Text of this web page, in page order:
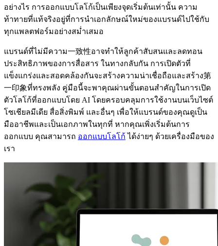
อย่างไร การออกแบบโลโก้เป็นเพียงจุดเริ่มต้นเท่านั้น ความ
ท้าทายที่แท้จริงอยู่ที่การนำเอกลักษณ์ใหม่ของแบรนด์ไปใช้กับ
ทุกแพลตฟอร์มอย่างสม่ำเสมอ
แบรนด์ที่ไม่มีความ一致性อาจทำให้ลูกค้าสับสนและลดทอน
ประสิทธิภาพของการสื่อสาร ในทางกลับกัน การเปิดตัวที่
แข็งแกร่งและสอดคล้องกันจะสร้างความน่าเชื่อถือและสร้าง第
一印象ที่ทรงพลัง คู่มือนี้จะพาคุณผ่านขั้นตอนสำคัญในการเปิด
ตัวโลโก้ที่ออกแบบโดย AI โดยครอบคลุมการใช้งานบนเว็บไซต์
โซเชียลมีเดีย สื่อสิ่งพิมพ์ และอื่นๆ เพื่อให้แบรนด์ของคุณดูเป็น
มืออาชีพและเป็นเอกภาพในทุกที่ หากคุณเพิ่งเริ่มต้นการ
ออกแบบ คุณสามารถ ออกแบบโลโก้ ได้ง่ายๆ ด้วยเครื่องมือของ
เรา